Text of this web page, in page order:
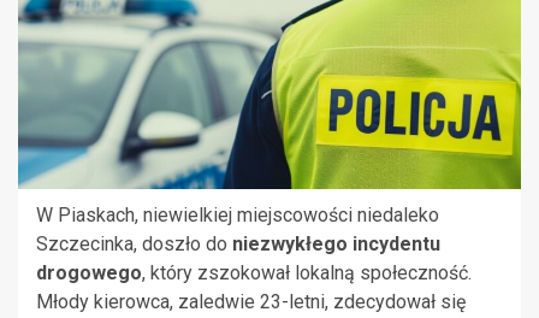
W Piaskach, niewielkiej miejscowości niedaleko
Szczecinka, doszło do niezwykłego incydentu
drogowego, który zszokował lokalną społeczność.
Młody kierowca, zaledwie 23-letni, zdecydował się